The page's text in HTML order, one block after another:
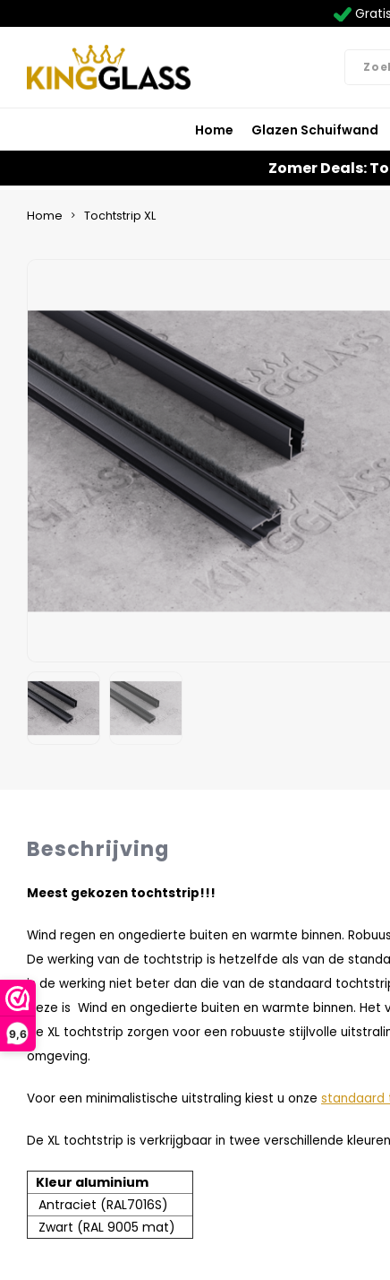
9,6
Home Glazen Schuifwand
Zomer Deals:
Home Tochtstrip XL
Beschrijving
Meest gekozen tochtstrip!!!
Wind regen en ongedierte buiten en warmte binnen.
De werking van de tochtstrip is hetzelfde als van de
is de werking niet beter dan die van de standaard
Deze is Wind en ongedierte buiten en warmte binnen. Het
De XL tochtstrip zorgen voor een robuuste stijlvolle
omgeving.
Voor een minimalistische uitstraling kiest u onze standaard
De XL tochtstrip is verkrijgbaar in twee verschillende
Kleur aluminium
Antraciet (RAL7016S)
Zwart (RAL 9005 mat)